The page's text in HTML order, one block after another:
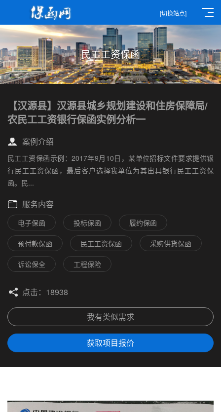
[切换站点]
民工工资保函
【汉源县】汉源县城乡规划建设和住房保障局/
农民工工资银行保函实例分析一
案例介绍
民工工资保函示例：2017年9月10日，某单位招标文件要求提供银
行民工工资保函，最后客户选择我单位为其出具银行民工工资保
函。民...
服务内容
电子保函 投标保函 履约保函
预付款保函 民工工资保函 采购供货保函
诉讼保全 工程保险
点击：18938
我有类似需求
获取项目报价